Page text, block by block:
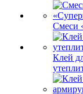
Смеси
Клей